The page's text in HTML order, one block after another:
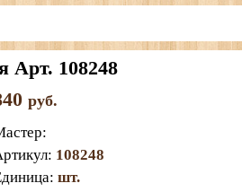
Арт. 108248
руб.
:
: 108248
: шт.